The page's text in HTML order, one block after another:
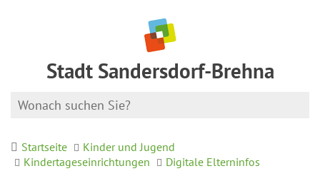
Stadt Sandersdorf-Brehna
Startseite
Kinder und Jugend
Kindertageseinrichtungen
Digitale Elterninfos